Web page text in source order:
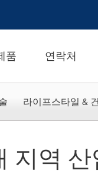
품 연락처
라이프스타일 &
지역